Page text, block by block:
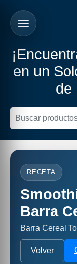
en un
de
RECETA
Barra
Barra Cereal
Volver